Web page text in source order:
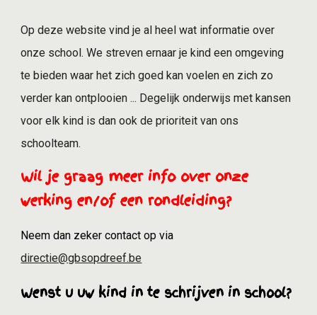
Op deze website vind je al heel wat informatie over
onze school. We streven ernaar je kind een omgeving
te bieden waar het zich goed kan voelen en zich zo
verder kan ontplooien ... Degelijk onderwijs met kansen
voor elk kind is dan ook de prioriteit van ons
schoolteam.
Wil je graag meer info over onze
werking en/of een rondleiding?
Neem dan zeker contact op via
directie@gbsopdreef.be
Wenst u uw kind in te schrijven in school?